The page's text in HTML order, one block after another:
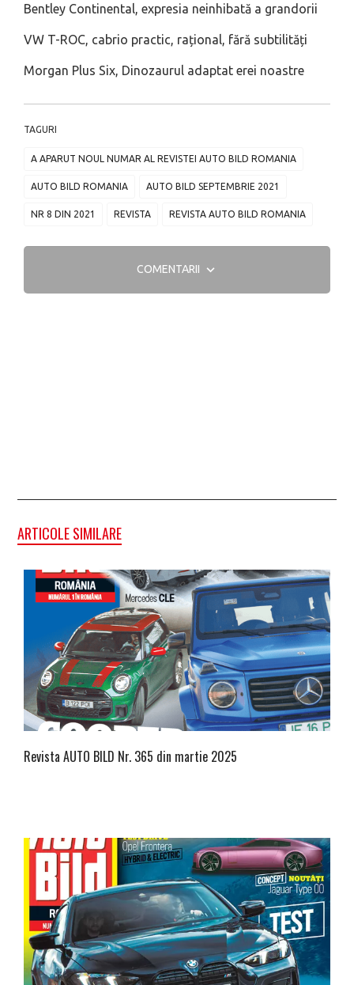
Bentley Continental, expresia neinhibată a grandorii
VW T-ROC, cabrio practic, rațional, fără subtilități
Morgan Plus Six, Dinozaurul adaptat erei noastre
TAGURI
A APARUT NOUL NUMAR AL REVISTEI AUTO BILD ROMANIA
AUTO BILD ROMANIA AUTO BILD SEPTEMBRIE 2021
NR 8 DIN 2021 REVISTA REVISTA AUTO BILD ROMANIA
COMENTARII
ARTICOLE SIMILARE
Revista AUTO BILD Nr. 365 din martie 2025